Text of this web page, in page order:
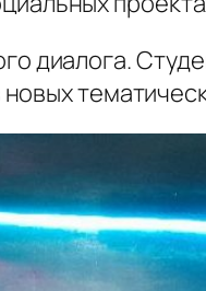
диалога.